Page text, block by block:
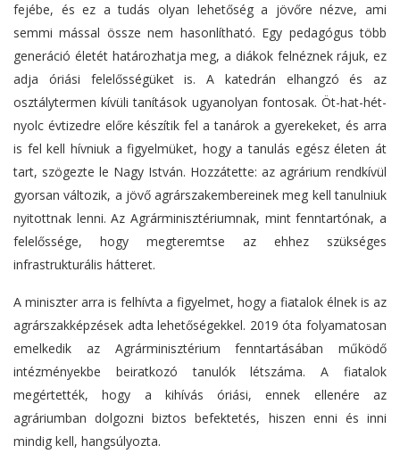
fejébe, és ez a tudás olyan lehetőség a jövőre nézve, ami
semmi mással össze nem hasonlítható. Egy pedagógus több
generáció életét határozhatja meg, a diákok felnéznek rájuk, ez
adja óriási felelősségüket is. A katedrán elhangzó és az
osztálytermen kívüli tanítások ugyanolyan fontosak. Öt-hat-hét-
nyolc évtizedre előre készítik fel a tanárok a gyerekeket, és arra
is fel kell hívniuk a figyelmüket, hogy a tanulás egész életen át
tart, szögezte le Nagy István. Hozzátette: az agrárium rendkívül
gyorsan változik, a jövő agrárszakembereinek meg kell tanulniuk
nyitottnak lenni. Az Agrárminisztériumnak, mint fenntartónak, a
felelőssége, hogy megteremtse az ehhez szükséges
infrastrukturális hátteret.
A miniszter arra is felhívta a figyelmet, hogy a fiatalok élnek is az
agrárszakképzések adta lehetőségekkel. 2019 óta folyamatosan
emelkedik az Agrárminisztérium fenntartásában működő
intézményekbe beiratkozó tanulók létszáma. A fiatalok
megértették, hogy a kihívás óriási, ennek ellenére az
agráriumban dolgozni biztos befektetés, hiszen enni és inni
mindig kell, hangsúlyozta.